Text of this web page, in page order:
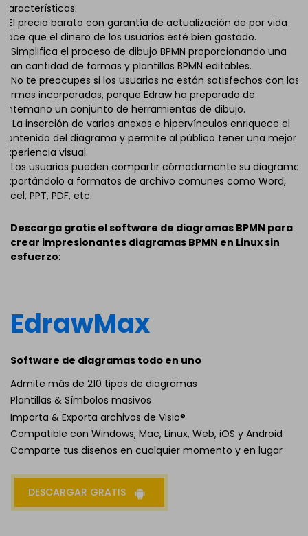
Características:
1. El precio barato con garantía de actualización de por vida
hace que el dinero de los usuarios esté bien gastado.
2. Simplifica el proceso de dibujo BPMN proporcionando una
gran cantidad de formas y plantillas BPMN editables.
3. No te preocupes si los usuarios no están satisfechos con las
formas incorporadas, porque Edraw ha preparado de
antemano un conjunto de herramientas de dibujo.
4. La inserción de varios anexos e hipervínculos enriquece el
contenido del diagrama y permite al público tener una mejor
experiencia visual.
5. Los usuarios pueden compartir cómodamente su diagrama
exportándolo a formatos de archivo comunes como Word,
Excel, PPT, PDF, etc.
Descarga gratis el software de diagramas BPMN para
crear impresionantes diagramas BPMN en Linux sin
esfuerzo:
EdrawMax
Software de diagramas todo en uno
Admite más de 210 tipos de diagramas
Plantillas & Símbolos masivos
Importa & Exporta archivos de Visio®
Compatible con Windows, Mac, Linux, Web, iOS y Android
Comparte tus diseños en cualquier momento y en lugar
DESCARGAR GRATIS